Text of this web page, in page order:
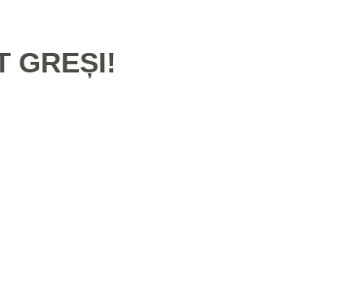
GREȘI!